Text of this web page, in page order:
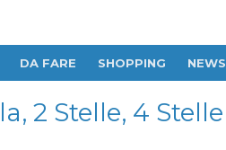
DA FARE SHOPPING NEWS
2 Stelle, 4 Stelle